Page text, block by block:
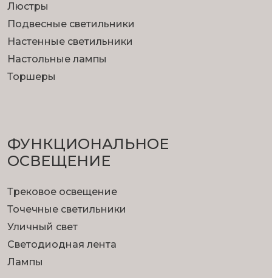
Люстры
Подвесные светильники
Настенные светильники
Настольные лампы
Торшеры
ФУНКЦИОНА­ЛЬНОЕ
ОСВЕЩЕНИЕ
Трековое освещение
Точечные светильники
Уличный свет
Светодиодная лента
Лампы